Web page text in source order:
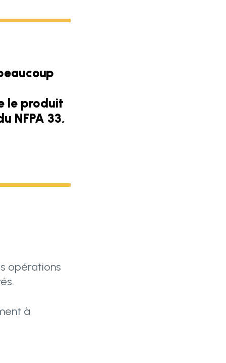
le produit
NFPA 33,
opérations
à